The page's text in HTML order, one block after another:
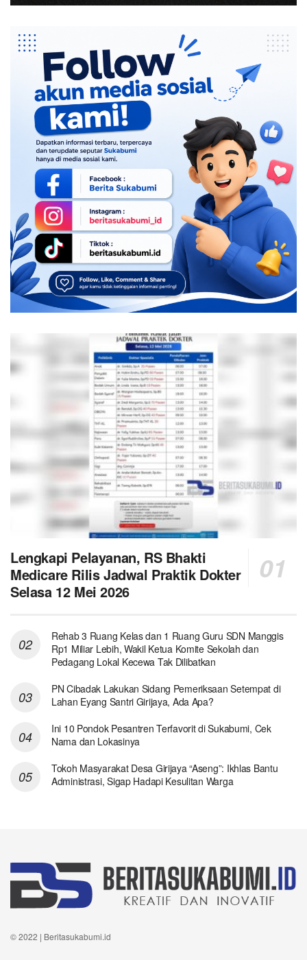
Lengkapi Pelayanan, RS Bhakti
Medicare Rilis Jadwal Praktik Dokter
Selasa 12 Mei 2026
Rehab 3 Ruang Kelas dan 1 Ruang Guru SDN Manggis
Rp1 Miliar Lebih, Wakil Ketua Komite Sekolah dan
Pedagang Lokal Kecewa Tak Dilibatkan
PN Cibadak Lakukan Sidang Pemeriksaan Setempat di
Lahan Eyang Santri Girijaya, Ada Apa?
Ini 10 Pondok Pesantren Terfavorit di Sukabumi, Cek
Nama dan Lokasinya
Tokoh Masyarakat Desa Girijaya “Aseng”: Ikhlas Bantu
Administrasi, Sigap Hadapi Kesulitan Warga
© 2022 | Beritasukabumi.id